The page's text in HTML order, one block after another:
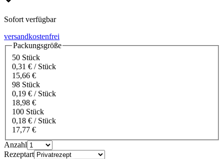
Sofort verfügbar
versandkostenfrei
Packungsgröße
50 Stück
0,31 € / Stück
15,66 €
98 Stück
0,19 € / Stück
18,98 €
100 Stück
0,18 € / Stück
17,77 €
Anzahl
Rezeptart